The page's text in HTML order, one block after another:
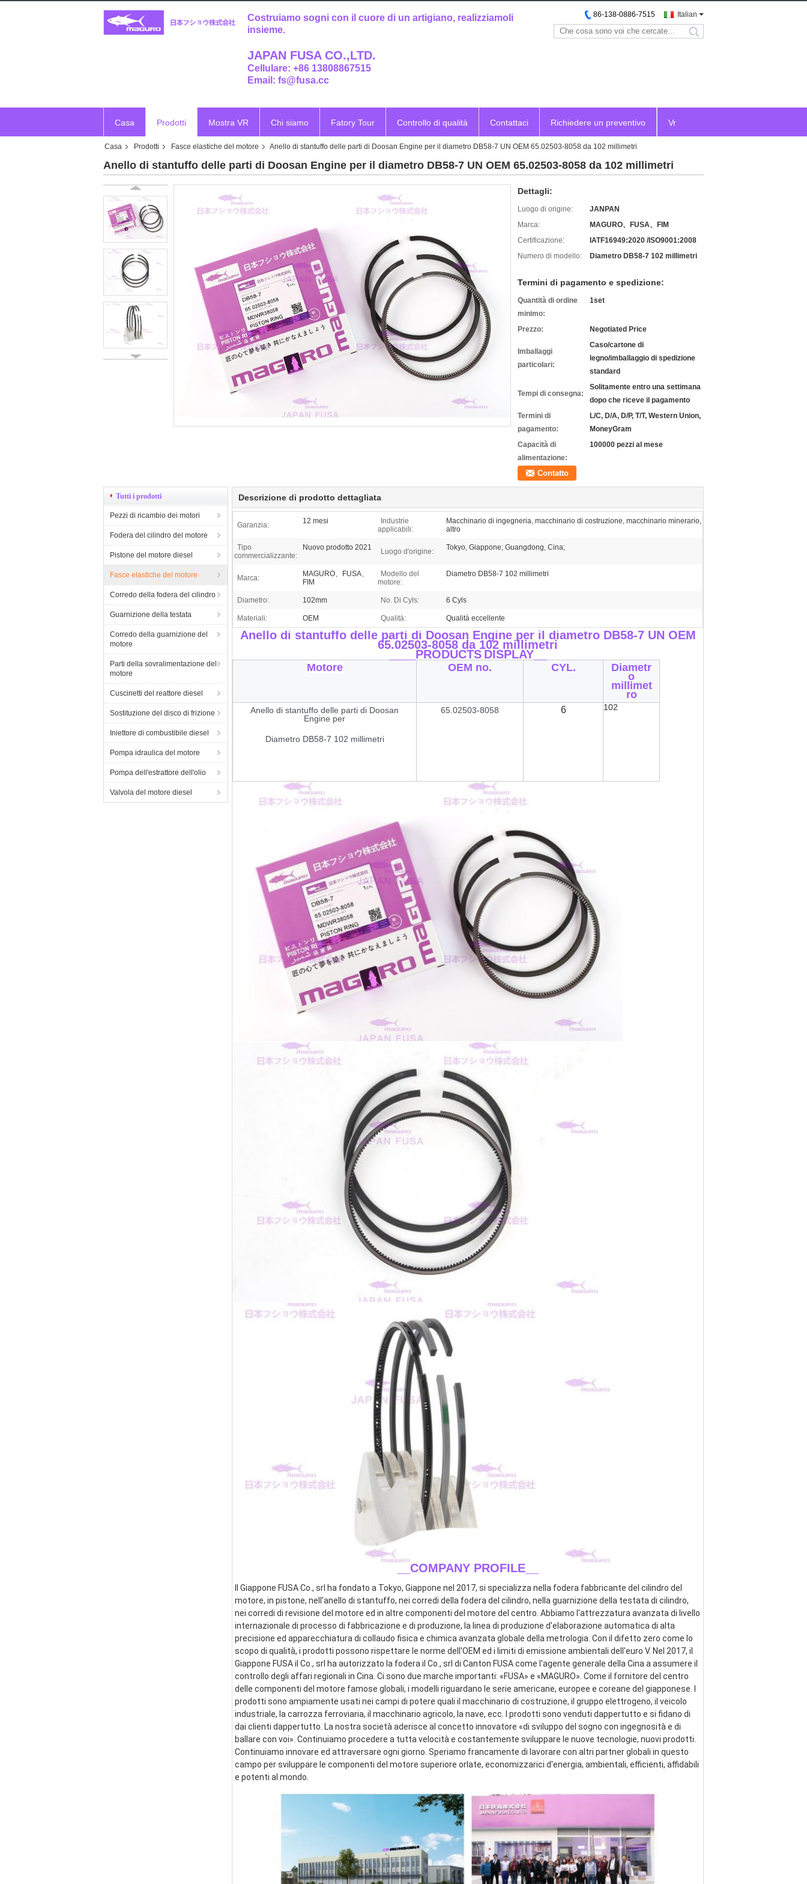
Costruiamo sogni con il cuore di un artigiano, realizziamoli
insieme.
JAPAN FUSA CO.,LTD.
Cellulare: +86 13808867515
Email: fs@fusa.cc
Italian
86-138-0886-7515
search
Casa Prodotti Mostra VR Chi siamo Fatory Tour Controllo di qualità Contattaci Richiedere un preventivo Vr
Casa Prodotti Fasce elastiche del motore Anello di stantuffo delle parti di Doosan Engine per il diametro DB58-7 UN OEM 65.02503-8058 da 102 millimetri
Anello di stantuffo delle parti di Doosan Engine per il diametro DB58-7 UN OEM 65.02503-8058 da 102 millimetri
Dettagli:
Luogo di origine:
JANPAN
Marca:
MAGURO、FUSA、FIM
Certificazione:
IATF16949:2020 /ISO9001:2008
Numero di modello:
Diametro DB58-7 102 millimetri
Termini di pagamento e spedizione:
Quantità di ordine
minimo:
1set
Prezzo: Negotiated Price
Imballaggi
particolari:
Caso/cartone di
legno/imballaggio di spedizione
standard
Tempi di consegna:
Solitamente entro una settimana
dopo che riceve il pagamento
Termini di
pagamento:
L/C, D/A, D/P, T/T, Western Union,
MoneyGram
Capacità di
alimentazione:
100000 pezzi al mese
Contatto
Tutti i prodotti
Pezzi di ricambio dei motori
Fodera del cilindro del motore
Pistone del motore diesel
Fasce elastiche del motore
Corredo della fodera del cilindro
Guarnizione della testata
Corredo della guarnizione del
motore
Parti della sovralimentazione del
motore
Cuscinetti del reattore diesel
Sostituzione del disco di frizione
Iniettore di combustibile diesel
Pompa idraulica del motore
Pompa dell'estrattore dell'olio
Valvola del motore diesel
Descrizione di prodotto dettagliata
Garanzia: 12 mesi
Industrie
applicabili:
Macchinario di ingegneria, macchinario di costruzione, macchinario minerario,
altro
Tipo
commercializzante:
Nuovo prodotto 2021 Luogo d'origine: Tokyo, Giappone; Guangdong, Cina;
Marca:
MAGURO、FUSA、
FIM
Modello del
motore:
Diametro DB58-7 102 millimetri
Diametro: 102mm No. Di Cyls: 6 Cyls
Materiali: OEM Qualità: Qualità eccellente
Anello di stantuffo delle parti di Doosan Engine per il diametro DB58-7 UN OEM
65.02503-8058 da 102 millimetri
____PRODUCTS DISPLAY__
Motore OEM no. CYL. Diametr
o
millimet
ro
Anello di stantuffo delle parti di Doosan
Engine per
Diametro DB58-7 102 millimetri
65.02503-8058 6 102
__COMPANY PROFILE__
Il Giappone FUSA Co., srl ha fondato a Tokyo, Giappone nel 2017, si specializza nella fodera fabbricante del cilindro del
motore, in pistone, nell'anello di stantuffo, nei corredi della fodera del cilindro, nella guarnizione della testata di cilindro,
nei corredi di revisione del motore ed in altre componenti del motore del centro. Abbiamo l'attrezzatura avanzata di livello
internazionale di processo di fabbricazione e di produzione, la linea di produzione d'elaborazione automatica di alta
precisione ed apparecchiatura di collaudo fisica e chimica avanzata globale della metrologia. Con il difetto zero come lo
scopo di qualità, i prodotti possono rispettare le norme dell'OEM ed i limiti di emissione ambientali dell'euro V. Nel 2017, il
Giappone FUSA il Co., srl ha autorizzato la fodera il Co., srl di Canton FUSA come l'agente generale della Cina a assumere il
controllo degli affari regionali in Cina. Ci sono due marche importanti: «FUSA» e «MAGURO». Come il fornitore del centro
delle componenti del motore famose globali, i modelli riguardano le serie americane, europee e coreane del giapponese. I
prodotti sono ampiamente usati nei campi di potere quali il macchinario di costruzione, il gruppo elettrogeno, il veicolo
industriale, la carrozza ferroviaria, il macchinario agricolo, la nave, ecc. I prodotti sono venduti dappertutto e si fidano di
dai clienti dappertutto. La nostra società aderisce al concetto innovatore «di sviluppo del sogno con ingegnosità e di
ballare con voi». Continuiamo procedere a tutta velocità e costantemente sviluppare le nuove tecnologie, nuovi prodotti.
Continuiamo innovare ed attraversare ogni giorno. Speriamo francamente di lavorare con altri partner globali in questo
campo per sviluppare le componenti del motore superiore orlate, economizzarici d'energia, ambientali, efficienti, affidabili
e potenti al mondo.